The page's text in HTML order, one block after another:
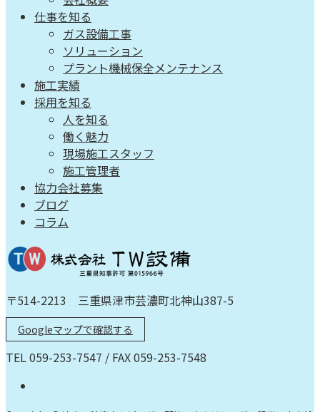
仕事を知る
ガス設備工事
ソリューション
プラント機械保全メンテナンス
施工実績
採用を知る
人を知る
働く魅力
現場施工スタッフ
施工管理者
協力会社募集
ブログ
コラム
〒514-2213 三重県津市芸濃町北神山387-5
Googleマップで確認する
TEL 059-253-7547 / FAX 059-253-7548